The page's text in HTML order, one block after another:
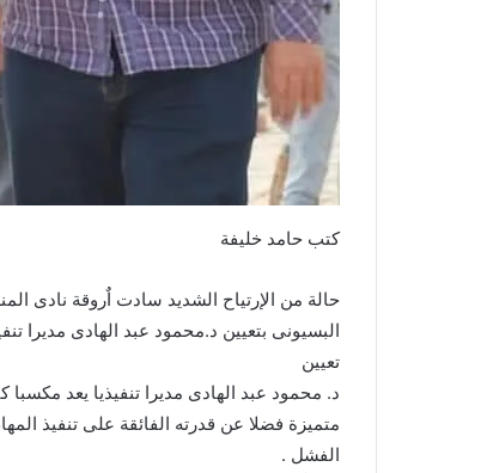
كتب حامد خليفة
حالة من الإرتياح الشديد سادت اٌروقة نادى
البسيونى بتعيين د.محمود عبد الهادى مديرا
تعيين
د. محمود عبد الهادى مديرا تنفيذيا يعد
متميزة فضلا عن قدرته الفائقة على تنفيذ
الفشل .